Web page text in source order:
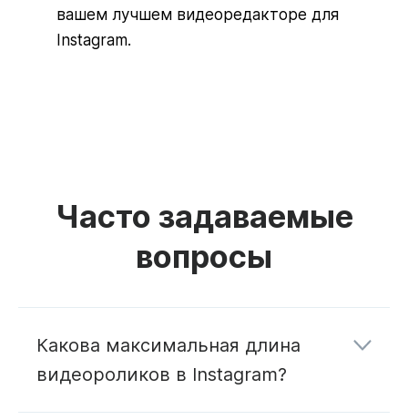
вашем лучшем видеоредакторе для
Instagram.
Часто задаваемые
вопросы
Какова максимальная длина
видеороликов в Instagram?